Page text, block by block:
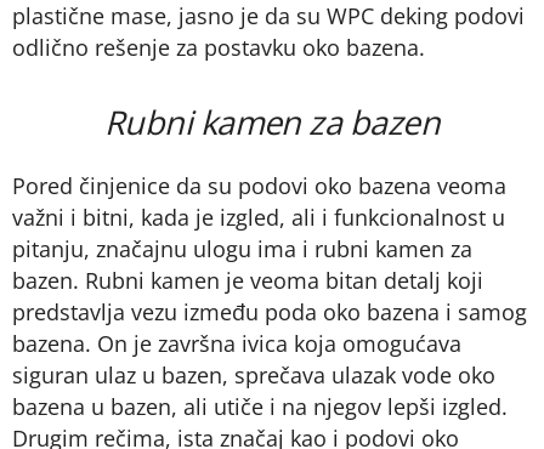
plastične mase, jasno je da su WPC deking podovi
odlično rešenje za postavku oko bazena.
Rubni kamen za bazen
Pored činjenice da su podovi oko bazena veoma
važni i bitni, kada je izgled, ali i funkcionalnost u
pitanju, značajnu ulogu ima i rubni kamen za
bazen. Rubni kamen je veoma bitan detalj koji
predstavlja vezu između poda oko bazena i samog
bazena. On je završna ivica koja omogućava
siguran ulaz u bazen, sprečava ulazak vode oko
bazena u bazen, ali utiče i na njegov lepši izgled.
Drugim rečima, ista značaj kao i podovi oko